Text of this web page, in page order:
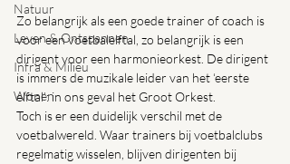
Natuur
Leven & Ontspannen
Infra & Milieu
Wonen
Zo belangrijk als een goede trainer of coach is
voor een voetbalelftal, zo belangrijk is een
dirigent voor een harmonieorkest. De dirigent
is immers de muzikale leider van het ‘eerste
elftal’: in ons geval het Groot Orkest.
Toch is er een duidelijk verschil met de
voetbalwereld. Waar trainers bij voetbalclubs
regelmatig wisselen, blijven dirigenten bij